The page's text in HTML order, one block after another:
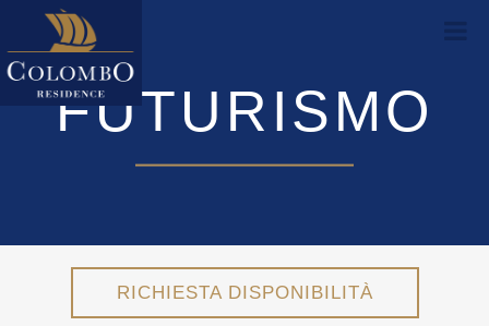
FUTURISMO
RICHIESTA DISPONIBILITÀ